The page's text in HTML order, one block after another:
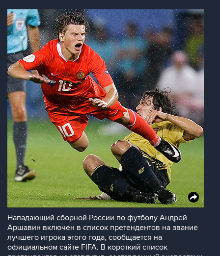
Hападающий сборной России по футболу Андрей
Аршавин включен в список претендентов на звание
лучшего игрока этого года, сообщается на
официальном сайте FIFA. В короткий список